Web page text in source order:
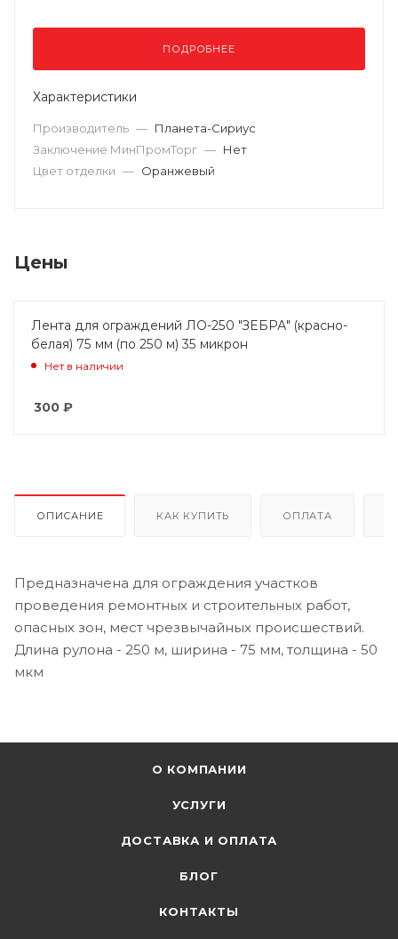
ПОДРОБНЕЕ
Характеристики
Производитель — Планета-Сириус
Заключение МинПромТорг — Нет
Цвет отделки — Оранжевый
Цены
Лента для ограждений ЛО-250 "ЗЕБРА" (красно-
белая) 75 мм (по 250 м) 35 микрон
Нет в наличии
300 ₽
ОПИСАНИЕ КАК КУПИТЬ ОПЛАТА
Предназначена для ограждения участков
проведения ремонтных и строительных работ,
опасных зон, мест чрезвычайных происшествий.
Длина рулона - 250 м, ширина - 75 мм, толщина - 50
мкм
О КОМПАНИИ
УСЛУГИ
ДОСТАВКА И ОПЛАТА
БЛОГ
КОНТАКТЫ